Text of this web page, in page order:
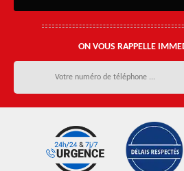
ON VOUS RAPPELLE